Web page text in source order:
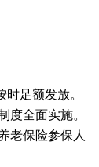
足额发放。
度全面实施。
老保险参保人